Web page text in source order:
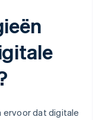
ervoor dat digitale